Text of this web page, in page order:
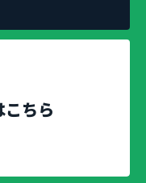
ちら